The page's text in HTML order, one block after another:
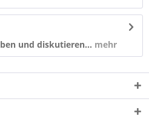
und diskutieren... mehr